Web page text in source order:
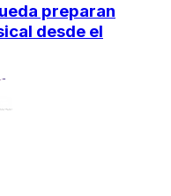
preparan
desde el